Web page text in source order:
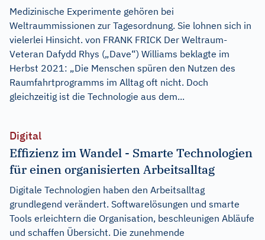
Medizinische Experimente gehören bei
Weltraummissionen zur Tagesordnung. Sie lohnen sich in
vielerlei Hinsicht. von FRANK FRICK Der Weltraum-
Veteran Dafydd Rhys („Dave“) Williams beklagte im
Herbst 2021: „Die Menschen spüren den Nutzen des
Raumfahrtprogramms im Alltag oft nicht. Doch
gleichzeitig ist die Technologie aus dem...
Digital
Effizienz im Wandel - Smarte Technologien
für einen organisierten Arbeitsalltag
Digitale Technologien haben den Arbeitsalltag
grundlegend verändert. Softwarelösungen und smarte
Tools erleichtern die Organisation, beschleunigen Abläufe
und schaffen Übersicht. Die zunehmende